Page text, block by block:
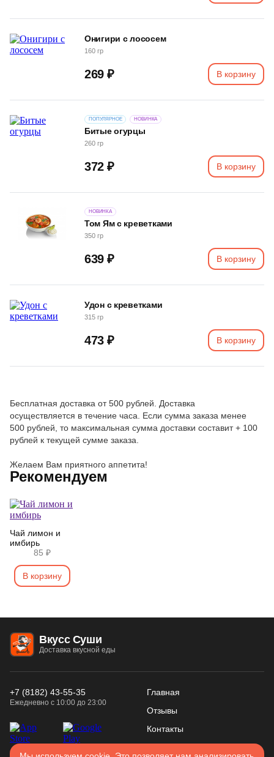
Онигири с лососем
160 гр
269 ₽ В корзину
Битые огурцы
ПОПУЛЯРНОЕ НОВИНКА
260 гр
372 ₽ В корзину
Том Ям с креветками
НОВИНКА
350 гр
639 ₽ В корзину
Удон с креветками
315 гр
473 ₽ В корзину
Бесплатная доставка от 500 рублей. Доставка
осуществляется в течение часа. Если сумма заказа менее
500 рублей, то максимальная сумма доставки составит + 100
рублей к текущей сумме заказа.
Желаем Вам приятного аппетита!
Рекомендуем
Чай лимон и
имбирь
85 ₽
В корзину
Вкусс Суши
Доставка вкусной еды
+7 (8182) 43-55-35
Ежедневно с 10:00 до 23:00
Главная
Отзывы
Контакты